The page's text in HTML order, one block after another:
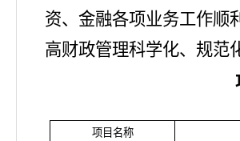
资、金融各项业务工作顺
高财政管理科学化、规范
项目名称